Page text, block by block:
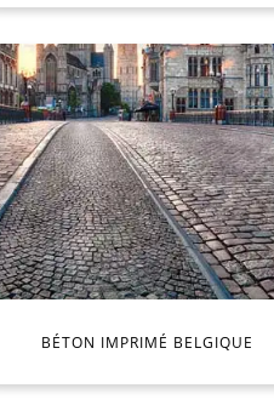
BÉTON IMPRIMÉ BELGIQUE